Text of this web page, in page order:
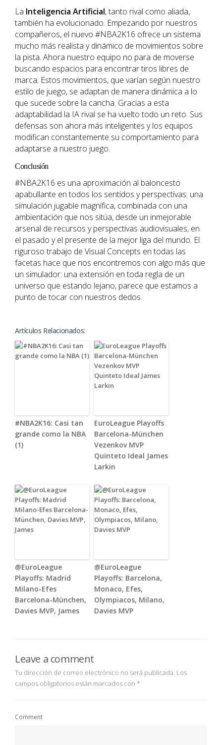
La Inteligencia Artificial, tanto rival como aliada,
también ha evolucionado. Empezando por nuestros
compañeros, el nuevo #NBA2K16 ofrece un sistema
mucho más realista y dinámico de movimientos sobre
la pista. Ahora nuestro equipo no para de moverse
buscando espacios para encontrar tiros libres de
marca. Estos movimientos, que varían según nuestro
estilo de juego, se adaptan de manera dinámica a lo
que sucede sobre la cancha. Gracias a esta
adaptabilidad la IA rival se ha vuelto todo un reto. Sus
defensas son ahora más inteligentes y los equipos
modifican constantemente su comportamiento para
adaptarse a nuestro juego.
Conclusión
#NBA2K16 es una aproximación al baloncesto
apabullante en todos los sentidos y perspectivas: una
simulación jugable magnífica, combinada con una
ambientación que nos sitúa, desde un inmejorable
arsenal de recursos y perspectivas audiovisuales, en
el pasado y el presente de la mejor liga del mundo. El
riguroso trabajo de Visual Concepts en todas las
facetas hace que nos encontremos con algo más que
un simulador: una extensión en toda regla de un
universo que estando lejano, parece que estamos a
punto de tocar con nuestros dedos.
Artículos Relacionados:
#NBA2K16: Casi tan
grande como la NBA
(1)
EuroLeague Playoffs
Barcelona-München
Vezenkov MVP
Quinteto Ideal James
Larkin
@EuroLeague
Playoffs: Madrid
Milano-Efes
Barcelona-München,
Davies MVP, James
@EuroLeague
Playoffs: Barcelona,
Monaco, Efes,
Olympiacos, Milano,
Davies MVP
Leave a comment
Tu dirección de correo electrónico no será publicada. Los
campos obligatorios están marcados con *
Comment